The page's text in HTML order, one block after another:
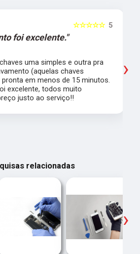
5
☆☆☆☆☆
foi excelente."
uma simples e outra pra
(aquelas chaves
em menos de 15 minutos.
excelente, todos muito
justo ao serviço!!
›
relacionadas
›